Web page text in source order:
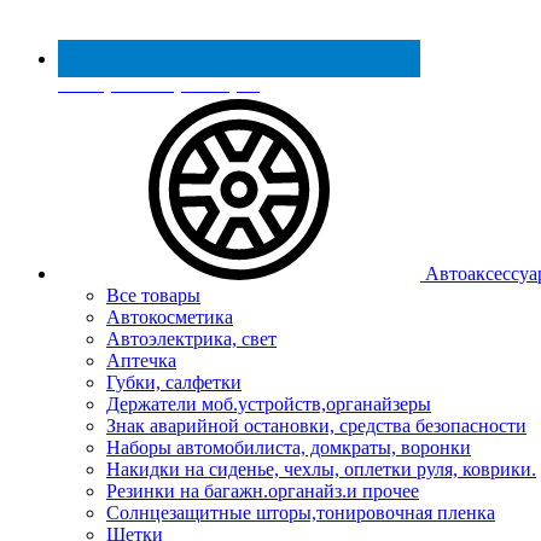
Реестр МинПромТорга
Все товары
Автокосметика
Автоэлектрика, свет
Аптечка
Губки, салфетки
Держатели моб.устройств,органайзеры
Знак аварийной остановки, средства безопасности
Наборы автомобилиста, домкраты, воронки
Накидки на сиденье, чехлы, оплетки руля, коврики.
Резинки на багажн.органайз.и прочее
Солнцезащитные шторы,тонировочная пленка
Щетки